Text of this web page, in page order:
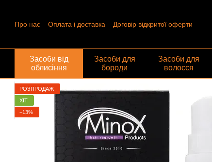
Про нас Оплата і доставка
Договір відкритої оферти
Засоби від
облисіння
Засоби для
бороди
Засоби для
волосся
РОЗПРОДАЖ
ХІТ
−13%